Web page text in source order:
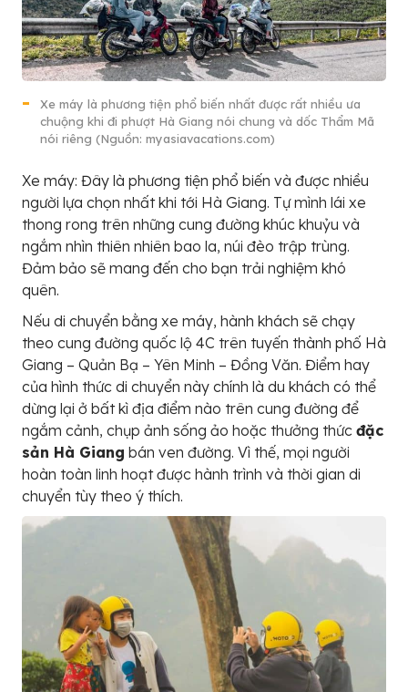
Xe máy là phương tiện phổ biến nhất được rất nhiều ưa
chuộng khi đi phượt Hà Giang nói chung và dốc Thẩm Mã
nói riêng (Nguồn: myasiavacations.com)
Xe máy: Đây là phương tiện phổ biến và được nhiều
người lựa chọn nhất khi tới Hà Giang. Tự mình lái xe
thong rong trên những cung đường khúc khuỷu và
ngắm nhìn thiên nhiên bao la, núi đèo trập trùng.
Đảm bảo sẽ mang đến cho bạn trải nghiệm khó
quên.
Nếu di chuyển bằng xe máy, hành khách sẽ chạy
theo cung đường quốc lộ 4C trên tuyến thành phố Hà
Giang – Quản Bạ – Yên Minh – Đồng Văn. Điểm hay
của hình thức di chuyển này chính là du khách có thể
dừng lại ở bất kì địa điểm nào trên cung đường để
ngắm cảnh, chụp ảnh sống ảo hoặc thưởng thức đặc
sản Hà Giang bán ven đường. Vì thế, mọi người
hoàn toàn linh hoạt được hành trình và thời gian di
chuyển tùy theo ý thích.